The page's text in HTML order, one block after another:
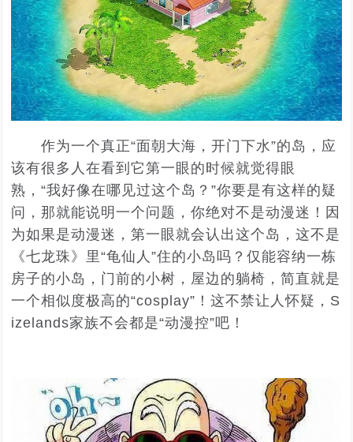
作为一个真正“面朝大海，开门下水”的岛，应
该有很多人在看到它第一眼的时候就觉得眼
熟，“我好像在哪见过这个岛？”你要是有这样的疑
问，那就能说明一个问题，你绝对不是动漫迷！因
为如果是动漫迷，第一眼就会认出这个岛，这不是
《七龙珠》里“龟仙人”住的小岛吗？仅能容纳一栋
房子的小岛，门前的小树，屋边的躺椅，简直就是
一个相似度极高的“cosplay”！这不禁让人怀疑，S
izelands家族不会都是“动漫控”吧！